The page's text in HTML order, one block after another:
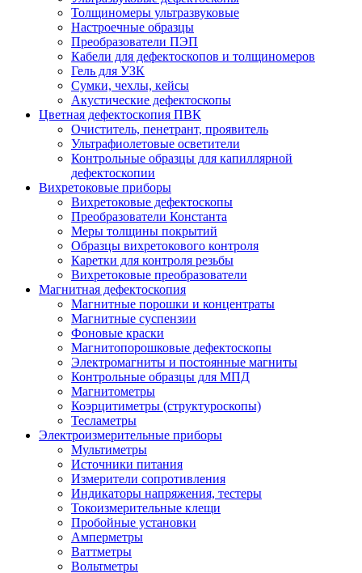
Толщиномеры ультразвуковые
Настроечные образцы
Преобразователи ПЭП
Кабели для дефектоскопов и толщиномеров
Гель для УЗК
Сумки, чехлы, кейсы
Акустические дефектоскопы
Цветная дефектоскопия ПВК
Очиститель, пенетрант, проявитель
Ультрафиолетовые осветители
Контрольные образцы для капиллярной
дефектоскопии
Вихретоковые приборы
Вихретоковые дефектоскопы
Преобразователи Константа
Меры толщины покрытий
Образцы вихретокового контроля
Каретки для контроля резьбы
Вихретоковые преобразователи
Магнитная дефектоскопия
Магнитные порошки и концентраты
Магнитные суспензии
Фоновые краски
Магнитопорошковые дефектоскопы
Электромагниты и постоянные магниты
Контрольные образцы для МПД
Магнитометры
Коэрцитиметры (структуроскопы)
Тесламетры
Электроизмерительные приборы
Мультиметры
Источники питания
Измерители сопротивления
Индикаторы напряжения, тестеры
Токоизмерительные клещи
Пробойные установки
Амперметры
Ваттметры
Вольтметры